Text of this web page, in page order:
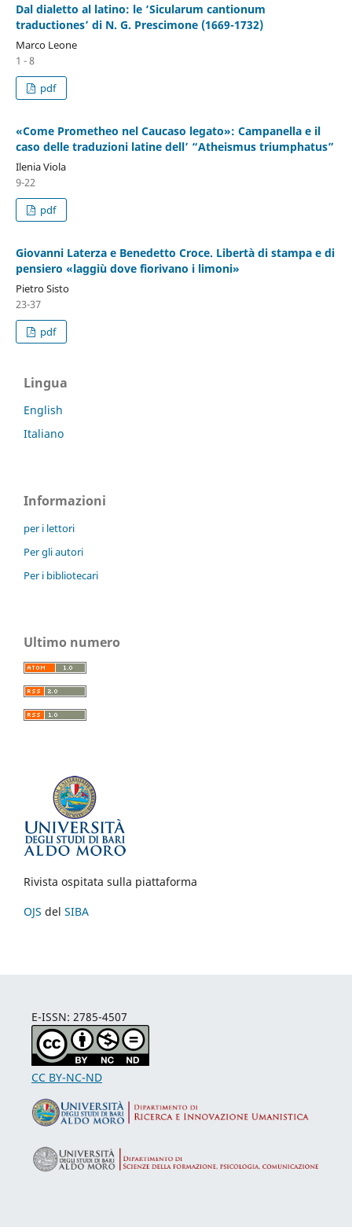
Dal dialetto al latino: le ‘Sicularum cantionum
traductiones’ di N. G. Prescimone (1669-1732)
Marco Leone
1 - 8
pdf
«Come Prometheo nel Caucaso legato»: Campanella e il
caso delle traduzioni latine dell’ “Atheismus triumphatus”
Ilenia Viola
9-22
pdf
Giovanni Laterza e Benedetto Croce. Libertà di stampa e di
pensiero «laggiù dove fiorivano i limoni»
Pietro Sisto
23-37
pdf
Lingua
English
Italiano
Informazioni
per i lettori
Per gli autori
Per i bibliotecari
Ultimo numero
Rivista ospitata sulla piattaforma
OJS del SIBA
E-ISSN: 2785-4507
CC BY-NC-ND